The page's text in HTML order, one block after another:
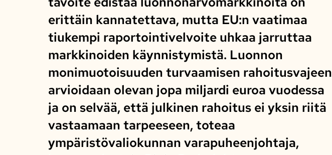
erittäin kannatettava, mutta EU:n vaatimaa
tiukempi raportointivelvoite uhkaa jarruttaa
markkinoiden käynnistymistä. Luonnon
monimuotoisuuden turvaamisen rahoitusvajeen
arvioidaan olevan jopa miljardi euroa vuodessa
ja on selvää, että julkinen rahoitus ei yksin riitä
vastaamaan tarpeeseen, toteaa
ympäristövaliokunnan varapuheenjohtaja,